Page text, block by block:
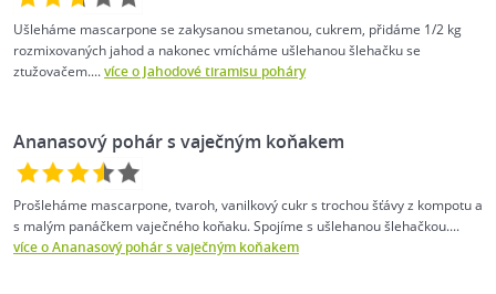
Ušleháme mascarpone se zakysanou smetanou, cukrem, přidáme 1/2 kg
rozmixovaných jahod a nakonec vmícháme ušlehanou šlehačku se
ztužovačem....více o Jahodové tiramisu poháry
Ananasový pohár s vaječným koňakem
Prošleháme mascarpone, tvaroh, vanilkový cukr s trochou šťávy z kompotu a
s malým panáčkem vaječného koňaku. Spojíme s ušlehanou šlehačkou....
více o Ananasový pohár s vaječným koňakem